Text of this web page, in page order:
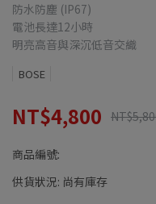
防水防塵 (IP67)
電池長達12小時
明亮高音與深沉低音交織
BOSE
NT$4,800
商品編號:
供貨狀況: 尚有庫存